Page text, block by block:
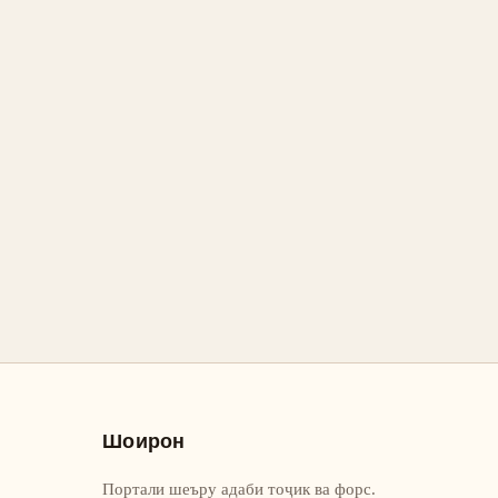
Шоирон
Портали шеъру адаби тоҷик ва форс.